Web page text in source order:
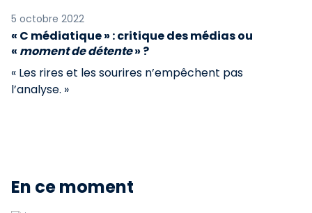
5 octobre 2022
« C médiatique » : critique des médias ou
« moment de détente» ?
« Les rires et les sourires n’empêchent pas
l’analyse. »
En ce moment